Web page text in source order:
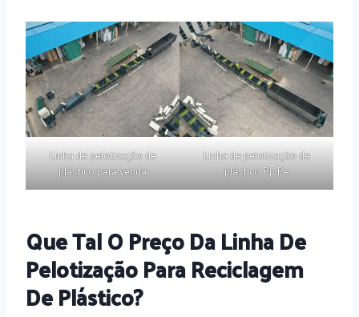
Linha de pelotização de
plástico para venda
Linha de pelotização de
plástico Pp Pe
Que Tal O Preço Da Linha De
Pelotização Para Reciclagem
De Plástico?